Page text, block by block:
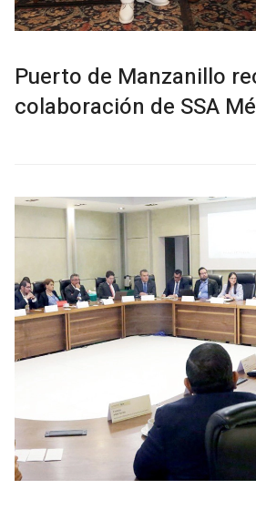
Puerto de Manzanillo
colaboración de SSA